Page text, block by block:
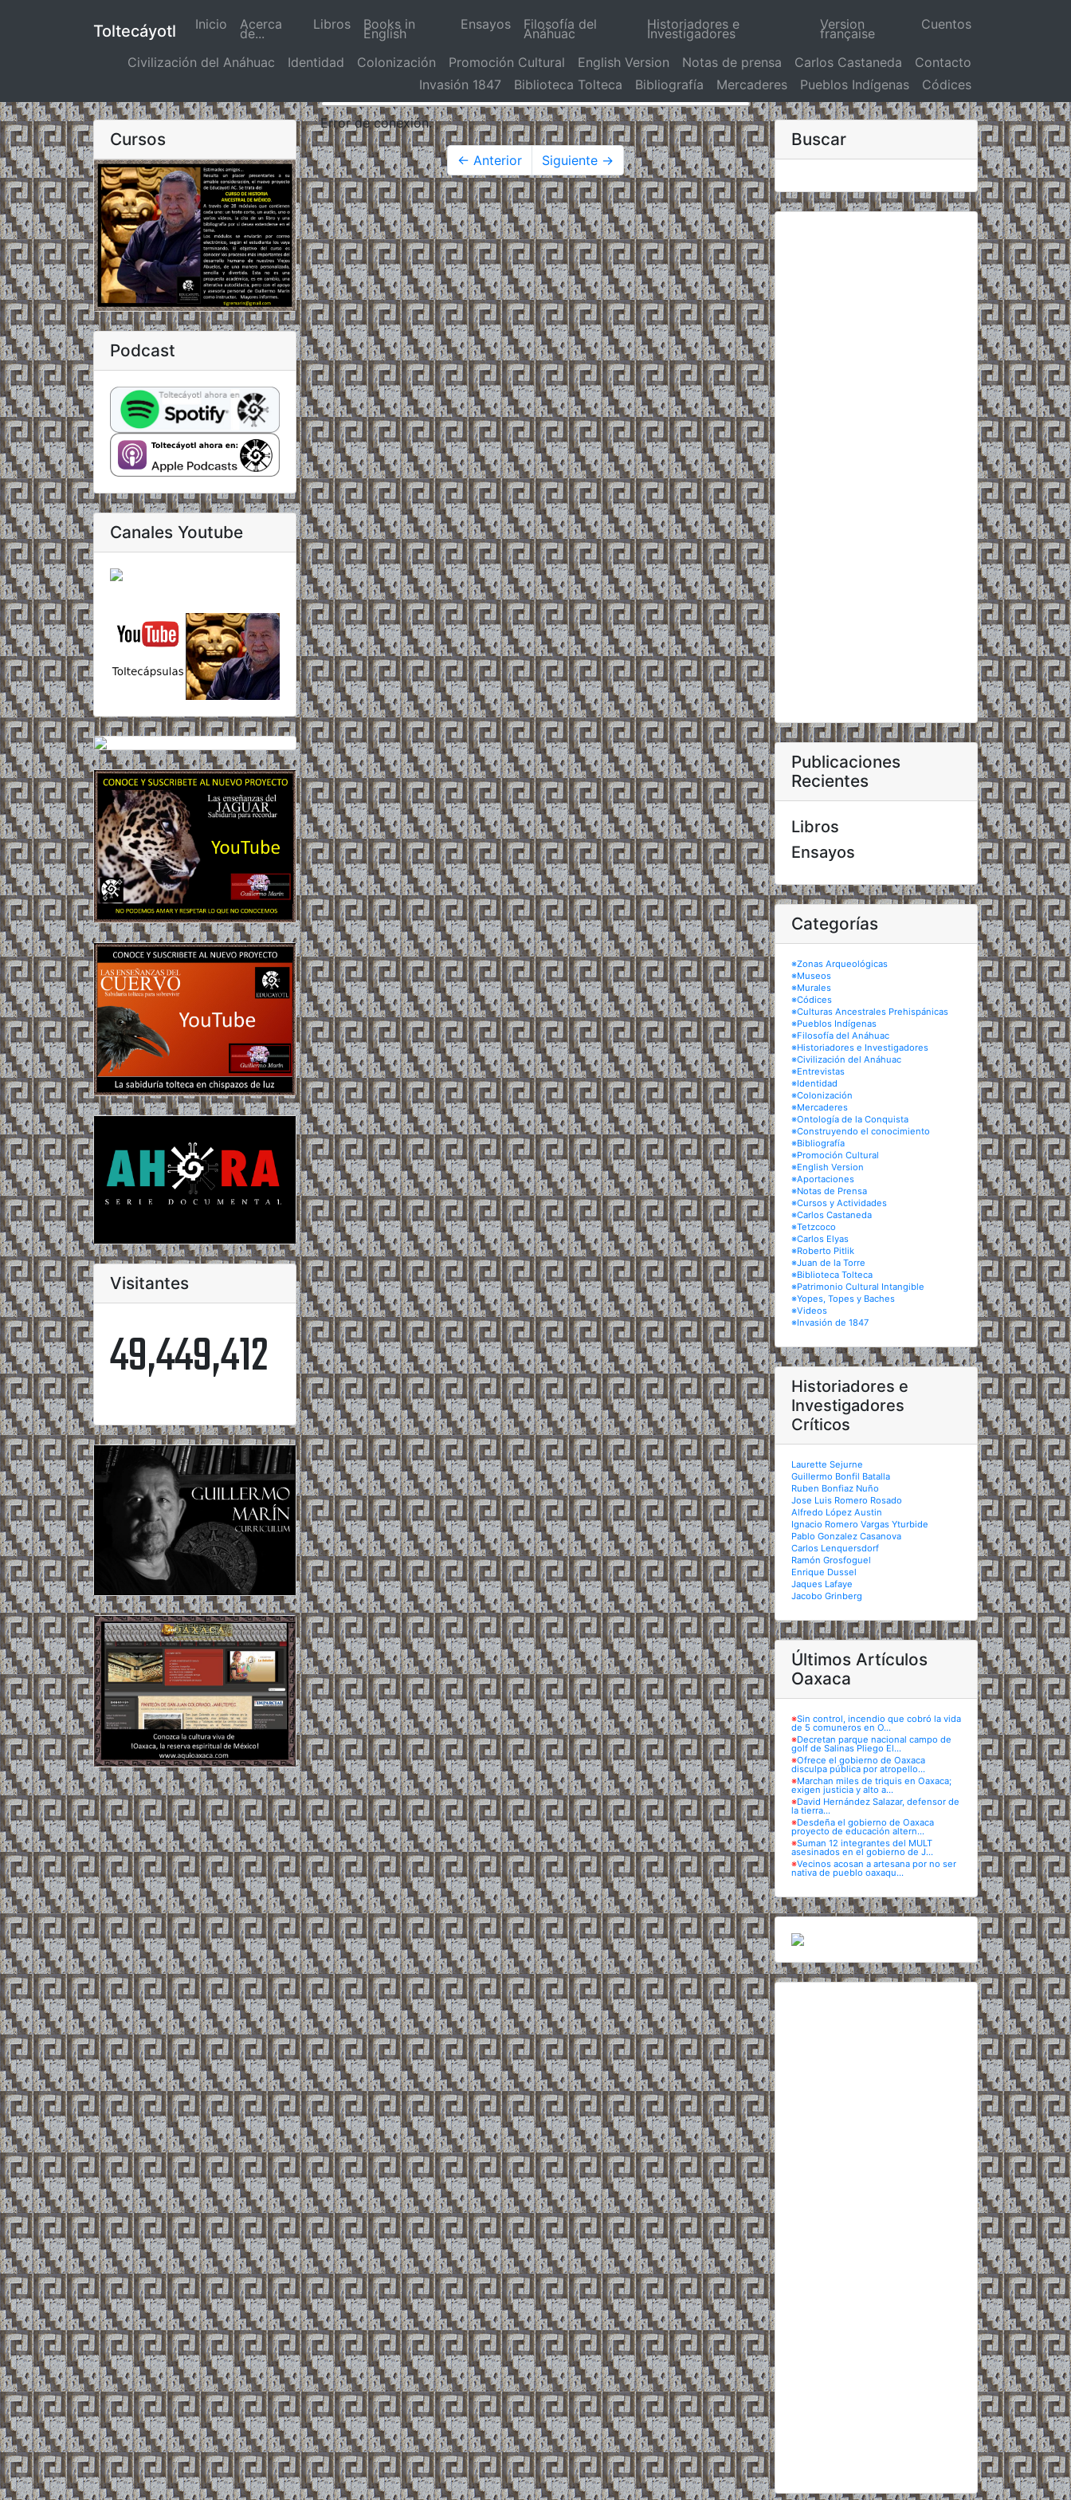
Toltecáyotl Inicio (actual)
Acerca
de...
Libros Books in
English
Ensayos Filosofía del
Anáhuac
Historiadores e
Investigadores
Version
française
Cuentos
Civilización del Anáhuac Identidad Colonización Promoción Cultural English Version Notas de prensa Carlos Castaneda
Contacto
Invasión 1847
Biblioteca Tolteca Bibliografía Mercaderes Pueblos Indígenas Códices
Cursos
Podcast
Canales Youtube
Visitantes
49,449,412
Error de conexión.
← Anterior Siguiente →
Buscar
Publicaciones
Recientes
Libros
Ensayos
Categorías
※Zonas Arqueológicas
※Museos
※Murales
※Códices
※Culturas Ancestrales Prehispánicas
※Pueblos Indígenas
※Filosofía del Anáhuac
※Historiadores e Investigadores
※Civilización del Anáhuac
※Entrevistas
※Identidad
※Colonización
※Mercaderes
※Ontología de la Conquista
※Construyendo el conocimiento
※Bibliografía
※Promoción Cultural
※English Version
※Aportaciones
※Notas de Prensa
※Cursos y Actividades
※Carlos Castaneda
※Tetzcoco
※Carlos Elyas
※Roberto Pitlik
※Juan de la Torre
※Biblioteca Tolteca
※Patrimonio Cultural Intangible
※Yopes, Topes y Baches
※Videos
※Invasión de 1847
Historiadores e
Investigadores
Críticos
Laurette Sejurne
Guillermo Bonfil Batalla
Ruben Bonfiaz Nuño
Jose Luis Romero Rosado
Alfredo López Austin
Ignacio Romero Vargas Yturbide
Pablo Gonzalez Casanova
Carlos Lenquersdorf
Ramón Grosfoguel
Enrique Dussel
Jaques Lafaye
Jacobo Grinberg
Últimos Artículos
Oaxaca
※Sin control, incendio que cobró la vida
de 5 comuneros en O...
※Decretan parque nacional campo de
golf de Salinas Pliego El...
※Ofrece el gobierno de Oaxaca
disculpa pública por atropello...
※Marchan miles de triquis en Oaxaca;
exigen justicia y alto a...
※David Hernández Salazar, defensor de
la tierra...
※Desdeña el gobierno de Oaxaca
proyecto de educación altern...
※Suman 12 integrantes del MULT
asesinados en el gobierno de J...
※Vecinos acosan a artesana por no ser
nativa de pueblo oaxaqu...